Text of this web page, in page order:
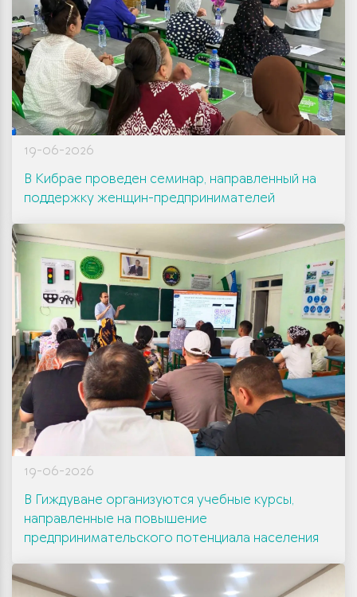
19-06-2026
В Кибрае проведен семинар, направленный на
поддержку женщин-предпринимателей
19-06-2026
В Гиждуване организуются учебные курсы,
направленные на повышение
предпринимательского потенциала населения